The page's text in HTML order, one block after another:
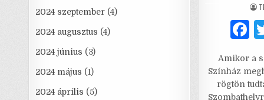
c
e
Amikor a
Színház
rögtön
2024 szeptember (4)
2024 augusztus (4)
2024 június (3)
2024 május (1)
2024 április (5)